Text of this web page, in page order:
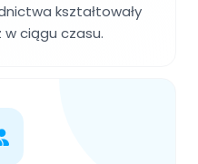
kształtowały
ciągu czasu.